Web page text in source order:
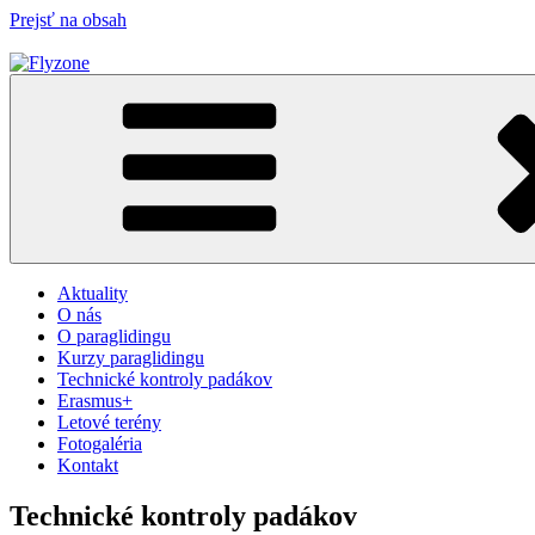
Prejsť na obsah
Aktuality
O nás
O paraglidingu
Kurzy paraglidingu
Technické kontroly padákov
Erasmus+
Letové terény
Fotogaléria
Kontakt
Technické kontroly padákov